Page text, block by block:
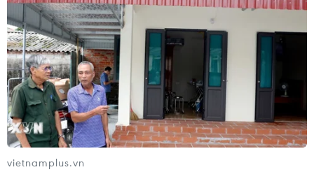
Dự thảo Nghị quyết về Trung tâm tài chính quốc tế tạo
ra khuôn khổ pháp lý đột phá, thu hút nguồn vốn, thúc
đẩy các động lực tăng trưởng mới và nâng tầm vị thế
trên bản đồ tài chính toàn cầu.
vietnamplus.vn